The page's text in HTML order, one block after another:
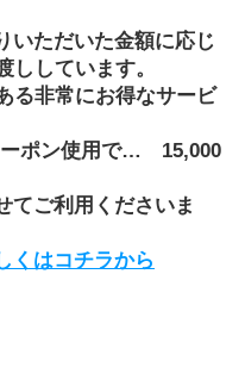
いただいた金額に応じ
ししています。
る非常にお得なサービ
ポン使用で…　15,000
てご利用くださいま
くはコチラから